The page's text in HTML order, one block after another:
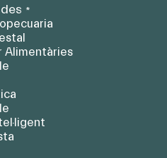
*
Alimentàries